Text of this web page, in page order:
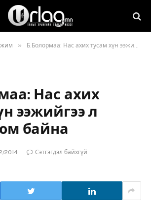
» Б.Болормаа: Нас ахих тусам хүн ээжийгээ л боддог юм байна
Нас ахих
ээжийгээ л
байна
2014
Сэтгэгдэл байхгүй